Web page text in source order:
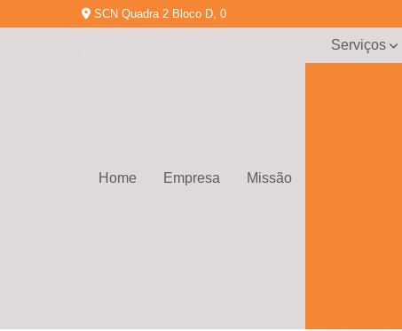
SCN Quadra 2 Bloco D, 0
Home Empresa Missão
Serviços